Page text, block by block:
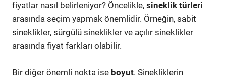
fiyatlar nasıl belirleniyor? Öncelikle, sineklik türleri
arasında seçim yapmak önemlidir. Örneğin, sabit
sineklikler, sürgülü sineklikler ve açılır sineklikler
arasında fiyat farkları olabilir.
Bir diğer önemli nokta ise boyut. Sinekliklerin